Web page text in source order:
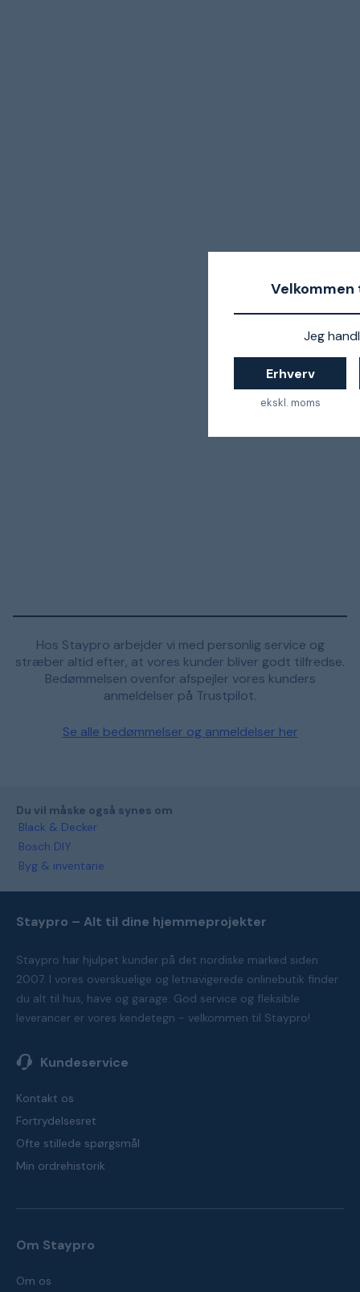
Jeg
Erhverv
ekskl. moms
Hos Staypro arbejder vi med personlig service og
stræber altid efter, at vores kunder bliver godt tilfredse.
Bedømmelsen ovenfor afspejler vores kunders
anmeldelser på Trustpilot.
Se alle bedømmelser og anmeldelser her
Du vil måske også synes om
Black & Decker
Bosch DIY
Byg & inventarie
Staypro – Alt til dine hjemmeprojekter
Staypro har hjulpet kunder på det nordiske marked siden
2007. I vores overskuelige og letnavigerede onlinebutik finder
du alt til hus, have og garage. God service og fleksible
leverancer er vores kendetegn - velkommen til Staypro!
Kundeservice
Kontakt os
Fortrydelsesret
Ofte stillede spørgsmål
Min ordrehistorik
Om Staypro
Om os